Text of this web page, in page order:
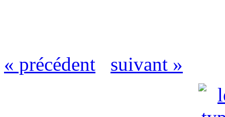
« précédent suivant »